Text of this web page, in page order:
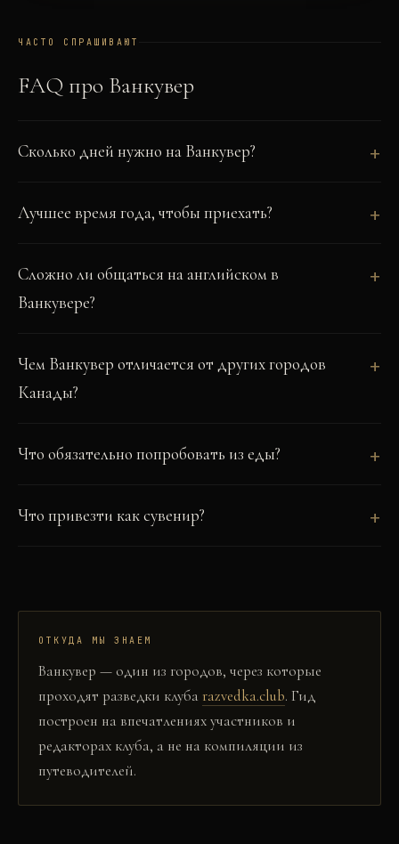
ЧАСТО СПРАШИВАЮТ
FAQ про Ванкувер
Сколько дней нужно на Ванкувер?
Лучшее время года, чтобы приехать?
Сложно ли общаться на английском в
Ванкувере?
Чем Ванкувер отличается от других городов
Канады?
Что обязательно попробовать из еды?
Что привезти как сувенир?
ОТКУДА МЫ ЗНАЕМ
Ванкувер — один из городов, через которые
проходят разведки клуба razvedka.club. Гид
построен на впечатлениях участников и
редакторах клуба, а не на компиляции из
путеводителей.